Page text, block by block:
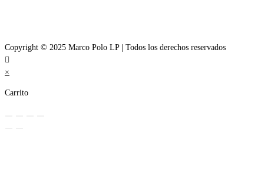
Copyright © 2025 Marco Polo LP | Todos los derechos reservados
×
Carrito